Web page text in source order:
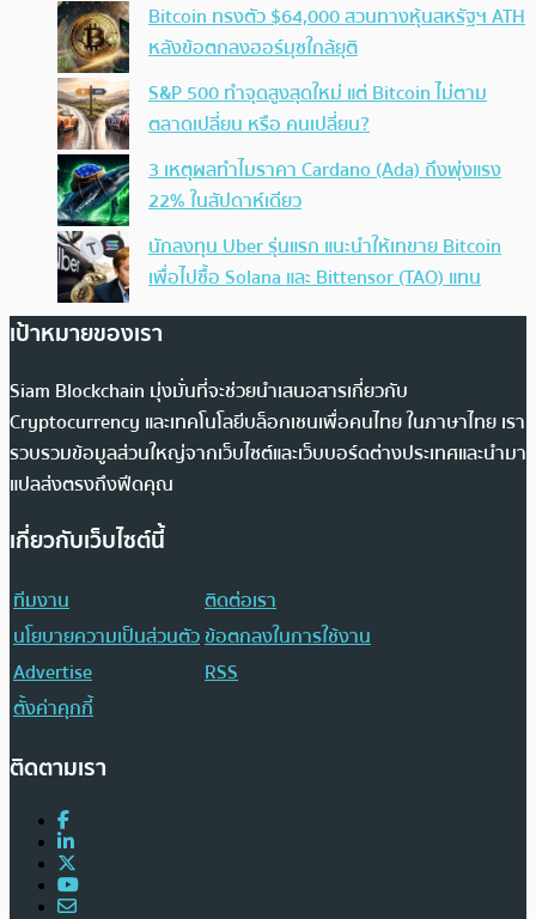
Bitcoin ทรงตัว $64,000 สวนทางหุ้นสหรัฐฯ ATH
หลังข้อตกลงฮอร์มุซใกล้ยุติ
S&P 500 ทำจุดสูงสุดใหม่ แต่ Bitcoin ไม่ตาม
ตลาดเปลี่ยน หรือ คนเปลี่ยน?
3 เหตุผลทำไมราคา Cardano (Ada) ถึงพุ่งแรง
22% ในสัปดาห์เดียว
นักลงทุน Uber รุ่นแรก แนะนำให้เทขาย Bitcoin
เพื่อไปซื้อ Solana และ Bittensor (TAO) แทน
เป้าหมายของเรา
Siam Blockchain มุ่งมั่นที่จะช่วยนำเสนอสารเกี่ยวกับ
Cryptocurrency และเทคโนโลยีบล็อกเชนเพื่อคนไทย ในภาษาไทย เรา
รวบรวมข้อมูลส่วนใหญ่จากเว็บไซต์และเว็บบอร์ดต่างประเทศและนำมา
แปลส่งตรงถึงฟีดคุณ
เกี่ยวกับเว็บไซต์นี้
ทีมงาน
ติดต่อเรา
นโยบายความเป็นส่วนตัวข้อตกลงในการใช้งาน
Advertise
RSS
ตั้งค่าคุกกี้
ติดตามเรา